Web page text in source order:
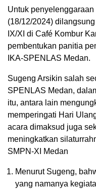
Untuk
(18/12/2024)
IX/XI di Café Kombur
pembentukan panitia
IKA-SPENLAS Medan.
Sugeng Arsikin salah
SPENLAS Medan,
itu, antara lain
memperingati Hari
acara dimaksud juga
meningkatkan
SMPN-XI Medan
Menurut Sugeng,
yang namanya